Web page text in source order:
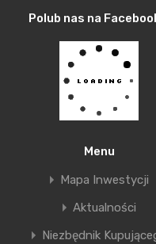
a nie chwilową modą.
jest uzyskanie komfortu
poszanowaniu
Wymaga to myślenia w skali
sobie, jak
za 10, 50 i 100 lat.
Matejczyk
Polub nas na
Menu
Mapa Inwestycji
Aktualności
Niezbędnik